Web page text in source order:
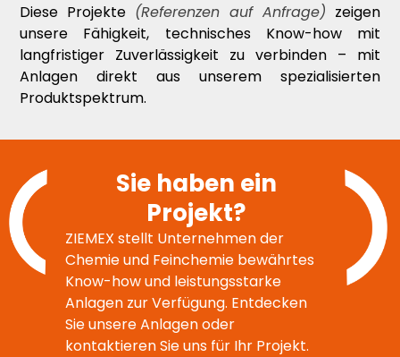
Diese Projekte (Referenzen auf Anfrage) zeigen
unsere Fähigkeit, technisches Know-how mit
langfristiger Zuverlässigkeit zu verbinden – mit
Anlagen direkt aus unserem spezialisierten
Produktspektrum.
Sie haben ein
Projekt?
ZIEMEX stellt Unternehmen der
Chemie und Feinchemie bewährtes
Know-how und leistungsstarke
Anlagen zur Verfügung. Entdecken
Sie unsere Anlagen oder
kontaktieren Sie uns für Ihr Projekt.